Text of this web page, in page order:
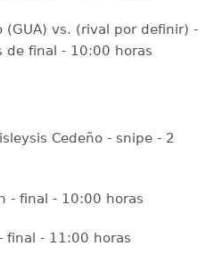
(GUA) vs. (rival por definir) -
de final - 10:00 horas
Cedeño - snipe - 2
- final - 10:00 horas
final - 11:00 horas